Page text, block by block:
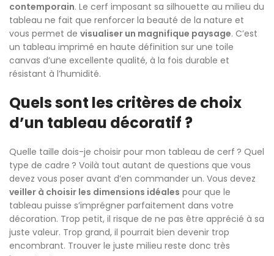
contemporain. Le cerf imposant sa silhouette au milieu du
tableau ne fait que renforcer la beauté de la nature et
vous permet de visualiser un magnifique paysage. C’est
un tableau imprimé en haute définition sur une toile
canvas d’une excellente qualité, à la fois durable et
résistant à l’humidité.
Quels sont les critères de choix
d’un tableau décoratif ?
Quelle taille dois-je choisir pour mon tableau de cerf ? Quel
type de cadre ? Voilà tout autant de questions que vous
devez vous poser avant d’en commander un. Vous devez
veiller à choisir les dimensions idéales pour que le
tableau puisse s’imprégner parfaitement dans votre
décoration. Trop petit, il risque de ne pas être apprécié à sa
juste valeur. Trop grand, il pourrait bien devenir trop
encombrant. Trouver le juste milieu reste donc très